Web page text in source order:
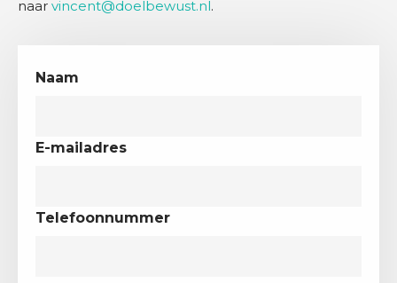
naar vincent@doelbewust.nl.
Naam
E-mailadres
Telefoonnummer